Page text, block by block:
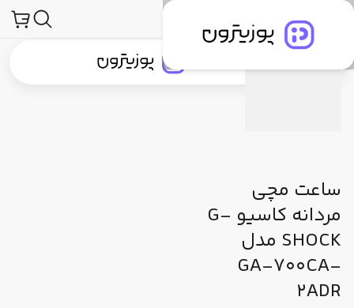
جستجو در
ساعت مچی
مردانه کاسیو G-
SHOCK مدل
GA-700CA-
2ADR
مشخصات فنی